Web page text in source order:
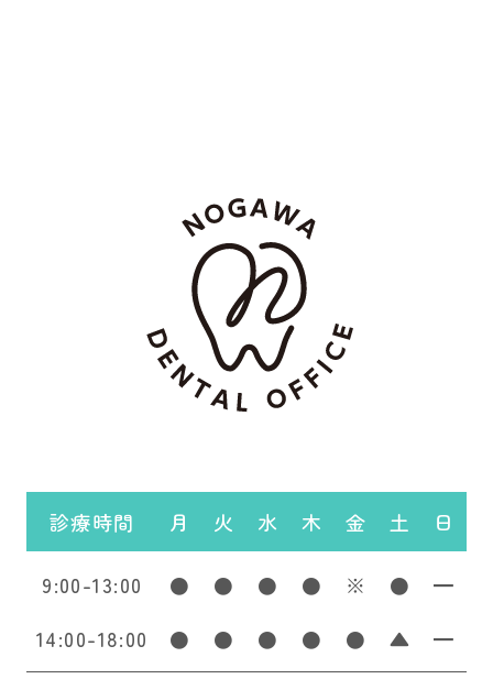
診療時間 月 火 水 木 金 土 日
9:00-13:00 ● ● ● ● ※ ●
━
14:00-18:00
● ● ● ● ● ▲ ━